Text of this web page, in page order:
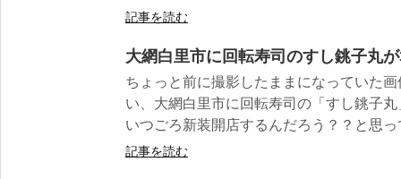
記事を読む
大網白里市に回転寿司のすし銚子丸
ちょっと前に撮影したままになっていた
い、大網白里市に回転寿司の「すし銚子
いつごろ新装開店するんだろう？？と思
記事を読む